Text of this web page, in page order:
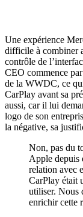
Une expérience
difficile à combiner
contrôle de
CEO commence
de la WWDC, ce
CarPlay avant sa
aussi, car il lui
logo de son
la négative, sa
Non, pas du
Apple depuis
relation avec
CarPlay était
utiliser. Nous
enrichir cette